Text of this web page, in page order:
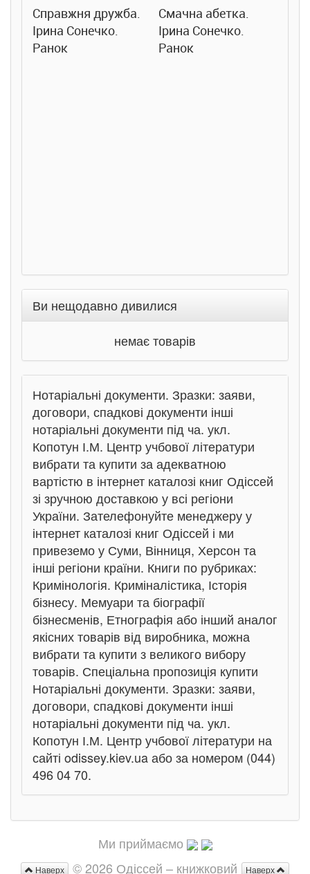
Справжня дружба.
Ірина Сонечко.
Ранок
Смачна абетка.
Ірина Сонечко.
Ранок
Ви нещодавно дивилися
немає товарів
Нотаріальні документи. Зразки: заяви,
договори, спадкові документи інші
нотаріальні документи під ча. укл.
Копотун І.М. Центр учбової літератури
вибрати та купити за адекватною
вартістю в інтернет каталозі книг Одіссей
зі зручною доставкою у всі регіони
України. Зателефонуйте менеджеру у
інтернет каталозі книг Одіссей і ми
привеземо у Суми, Вінниця, Херсон та
інші регіони країни. Книги по рубриках:
Кримінологія. Криміналістика, Історія
бізнесу. Мемуари та біографії
бізнесменів, Етнографія або інший аналог
якісних товарів від виробника, можна
вибрати та купити з великого вибору
товарів. Спеціальна пропозиція купити
Нотаріальні документи. Зразки: заяви,
договори, спадкові документи інші
нотаріальні документи під ча. укл.
Копотун І.М. Центр учбової літератури на
сайті odissey.kiev.ua або за номером (044)
496 04 70.
Ми приймаємо
Наверх
Наверх © 2026 Одіссей – книжковий